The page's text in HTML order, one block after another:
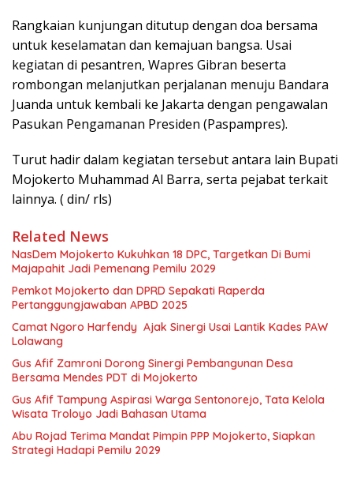
Rangkaian kunjungan ditutup dengan doa bersama
untuk keselamatan dan kemajuan bangsa. Usai
kegiatan di pesantren, Wapres Gibran beserta
rombongan melanjutkan perjalanan menuju Bandara
Juanda untuk kembali ke Jakarta dengan pengawalan
Pasukan Pengamanan Presiden (Paspampres).
Turut hadir dalam kegiatan tersebut antara lain Bupati
Mojokerto Muhammad Al Barra, serta pejabat terkait
lainnya. ( din/ rls)
Related News
NasDem Mojokerto Kukuhkan 18 DPC, Targetkan Di Bumi
Majapahit Jadi Pemenang Pemilu 2029
Pemkot Mojokerto dan DPRD Sepakati Raperda
Pertanggungjawaban APBD 2025
Camat Ngoro Harfendy Ajak Sinergi Usai Lantik Kades PAW
Lolawang
Gus Afif Zamroni Dorong Sinergi Pembangunan Desa
Bersama Mendes PDT di Mojokerto
Gus Afif Tampung Aspirasi Warga Sentonorejo, Tata Kelola
Wisata Troloyo Jadi Bahasan Utama
Abu Rojad Terima Mandat Pimpin PPP Mojokerto, Siapkan
Strategi Hadapi Pemilu 2029